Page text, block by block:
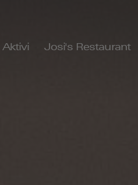
Aktivi Josi's Restaurant